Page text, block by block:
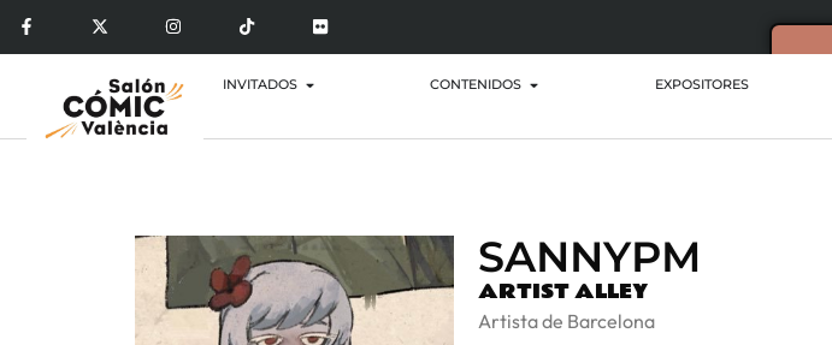
INVITADOS CONTENIDOS EXPOSITORES
SANNYPM
ARTIST ALLEY
Artista de Barcelona